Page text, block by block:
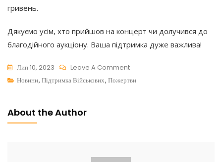
гривень.
Дякуємо усім, хто прийшов на концерт чи долучився до
благодійного аукціону. Ваша підтримка дуже важлива!
Лип 10, 2023 Leave A CommentOn
80
Захисників:
Новини, Підтримка Військових, Пожертви
About the Author